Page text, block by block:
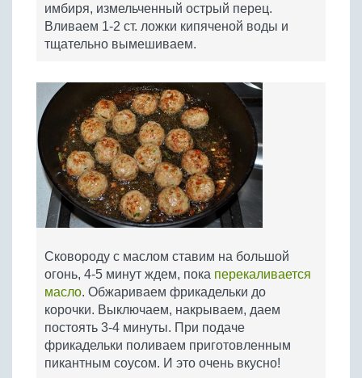
имбиря, измельченный острый перец.
Вливаем 1-2 ст. ложки кипяченой воды и
тщательно вымешиваем.
Сковороду с маслом ставим на большой
огонь, 4-5 минут ждем, пока перекаливается
масло. Обжариваем фрикадельки до
корочки. Выключаем, накрываем, даем
постоять 3-4 минуты. При подаче
фрикадельки поливаем приготовленным
пикантным соусом. И это очень вкусно!